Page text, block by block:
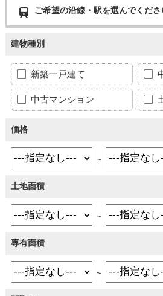
ご希望の沿線・駅を選んでくださ
建物種別
新築一戸建て
中古マンション
価格
～
土地面積
～
専有面積
～